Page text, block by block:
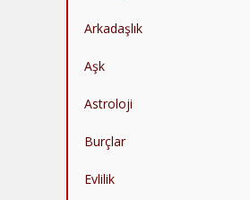
Arkadaşlık
Aşk
Astroloji
Burçlar
Evlilik